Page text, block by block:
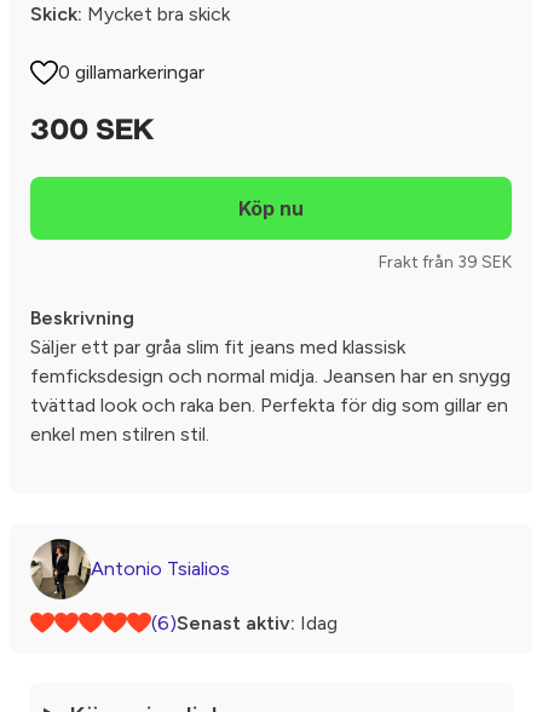
Skick: Mycket bra skick
0 gillamarkeringar
300 SEK
Frakt från 39 SEK
Beskrivning
Säljer ett par gråa slim fit jeans med klassisk
femficksdesign och normal midja. Jeansen har en snygg
tvättad look och raka ben. Perfekta för dig som gillar en
enkel men stilren stil.
Antonio Tsialios
(6)Senast aktiv: Idag